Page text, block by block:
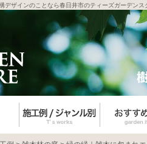
デザインのことなら春日井市のティーズガーデン